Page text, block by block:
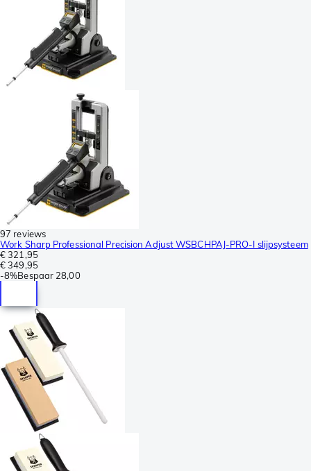
97 reviews
Work Sharp Professional Precision Adjust WSBCHPAJ-PRO-I slijpsysteem
€ 321,95
€ 349,95
-8%Bespaar 28,00